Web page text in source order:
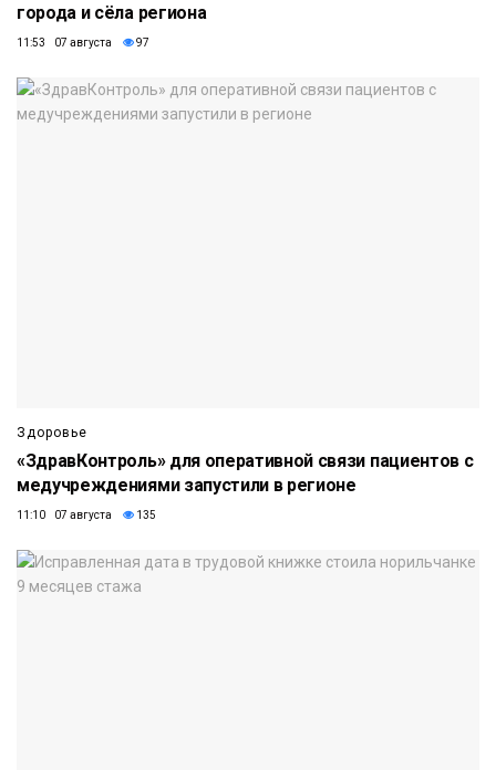
города и сёла региона
11:53 07 августа 97
Здоровье
«ЗдравКонтроль» для оперативной связи пациентов с
медучреждениями запустили в регионе
11:10 07 августа 135